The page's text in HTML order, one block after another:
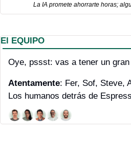
La IA promete ahorrarte horas;
El EQUIPO
Oye, pssst: vas a tener un
Atentamente: Fer, Sof, Steve,
Los humanos detrás de